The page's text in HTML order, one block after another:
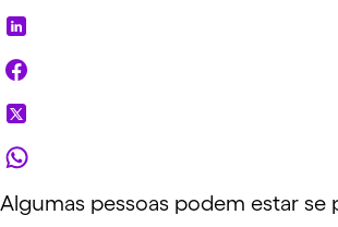
Algumas pessoas podem estar se